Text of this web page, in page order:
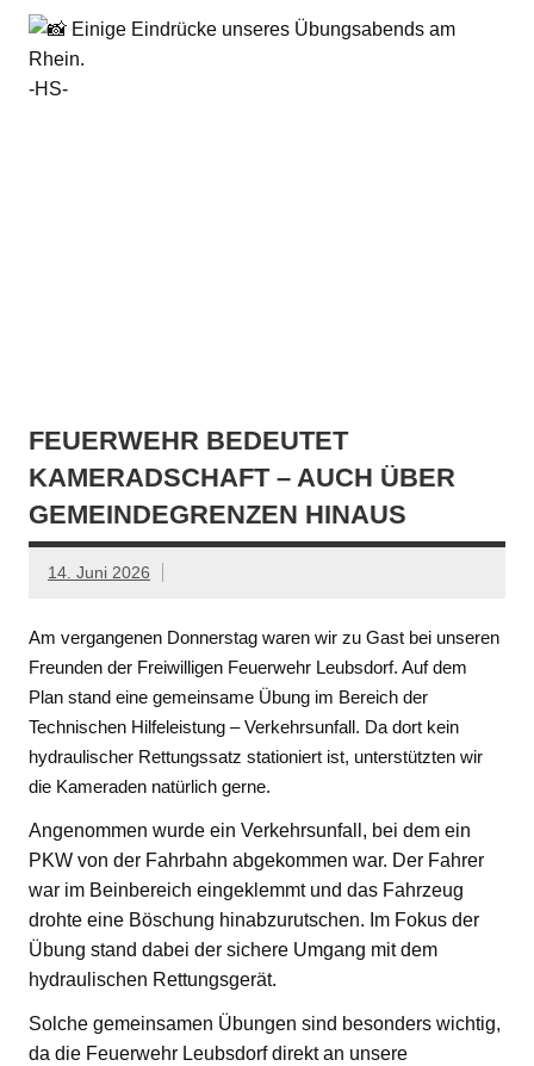
Einige Eindrücke unseres Übungsabends am
Rhein.
-HS-
FEUERWEHR BEDEUTET
KAMERADSCHAFT – AUCH ÜBER
GEMEINDEGRENZEN HINAUS
14. Juni 2026
Am vergangenen Donnerstag waren wir zu Gast bei unseren
Freunden der Freiwilligen Feuerwehr Leubsdorf. Auf dem
Plan stand eine gemeinsame Übung im Bereich der
Technischen Hilfeleistung – Verkehrsunfall. Da dort kein
hydraulischer Rettungssatz stationiert ist, unterstützten wir
die Kameraden natürlich gerne.
Angenommen wurde ein Verkehrsunfall, bei dem ein
PKW von der Fahrbahn abgekommen war. Der Fahrer
war im Beinbereich eingeklemmt und das Fahrzeug
drohte eine Böschung hinabzurutschen. Im Fokus der
Übung stand dabei der sichere Umgang mit dem
hydraulischen Rettungsgerät.
Solche gemeinsamen Übungen sind besonders wichtig,
da die Feuerwehr Leubsdorf direkt an unsere